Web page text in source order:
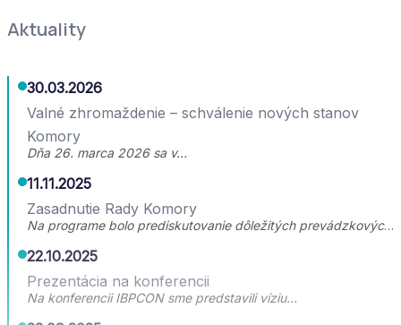
Aktuality
30.03.2026
Valné zhromaždenie – schválenie nových stanov
Komory
Dňa 26. marca 2026 sa v…
11.11.2025
Zasadnutie Rady Komory
Na programe bolo prediskutovanie dôležitých prevádzkových…
22.10.2025
Prezentácia na konferencii
Na konferencii IBPCON sme predstavili víziu…